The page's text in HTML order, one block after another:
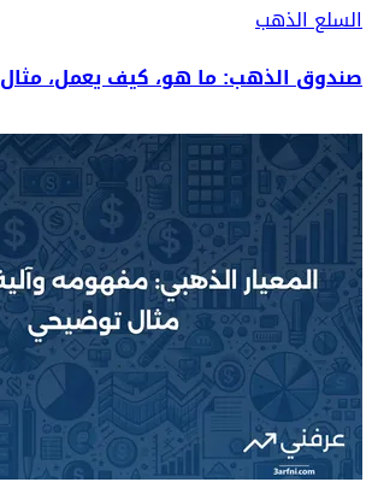
السلعالذهب
صندوق الذهب: ما هو، كيف يعمل، مثال